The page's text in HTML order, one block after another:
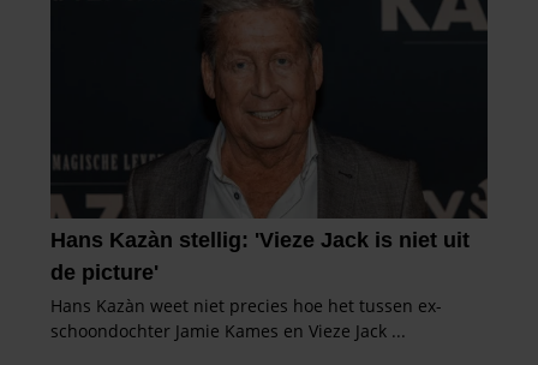
partners voor social media, adverteren en analyse. Deze
partners kunnen deze gegevens combineren met andere
informatie die u aan ze heeft verstrekt of die ze hebben
verzameld op basis van uw gebruik van hun services. U
gaat akkoord met onze cookies als u onze website blijft
gebruiken.